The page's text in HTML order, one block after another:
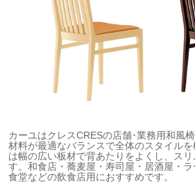
カーユはクレスCRESの店舗･業務用和風
材料が最適なバランスで全体のスタイル
は幅の広い板材で背あたりをよくし、ス
す。和食店・蕎麦屋・寿司屋・居酒屋・ラ
食堂などの飲食店用におすすめです。